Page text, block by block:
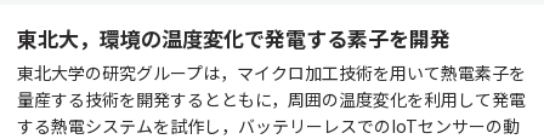
東北大，環境の温度変化で発電する素子を開発
東北大学の研究グループは，マイクロ加工技術を用いて熱電素子を
量産する技術を開発するとともに，周囲の温度変化を利用して発電
する熱電システムを試作し，バッテリーレスでのIoTセンサーの動